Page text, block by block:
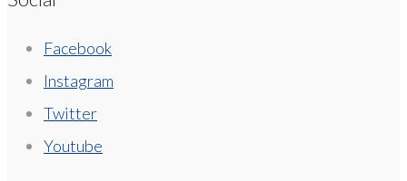
Facebook
Instagram
Twitter
Youtube